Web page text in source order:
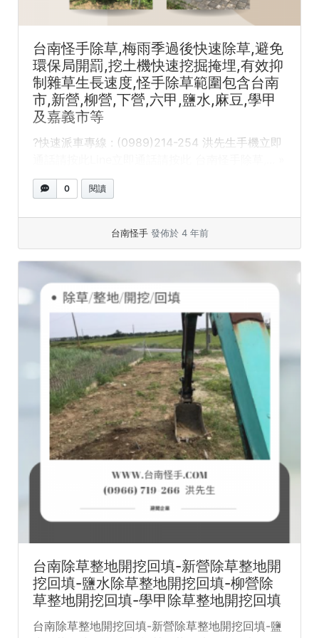
台南怪手除草,梅雨季過後快速除草,避免
環保局開罰,挖土機快速挖掘掩埋,有效抑
制雜草生長速度,怪手除草範圍包含台南
市,新營,柳營,下營,六甲,鹽水,麻豆,學甲
及嘉義市等
?快速派車專線 : (0989)214-254 洪先生手機立即
閱讀全文
0 閱讀
台南怪手 發佈於 4 年前
台南除草整地開挖回填-新營除草整地開
挖回填-鹽水除草整地開挖回填-柳營除
草整地開挖回填-學甲除草整地開挖回填
台南除草整地開挖回填-新營除草整地開挖回填-鹽